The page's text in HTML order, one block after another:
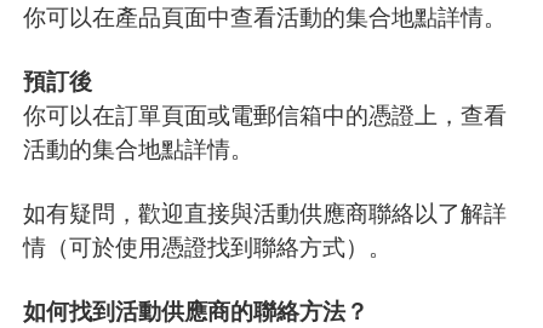
你可以在產品頁面中查看活動的集合地點詳情。
預訂後
你可以在訂單頁面或電郵信箱中的憑證上，查看
活動的集合地點詳情。
如有疑問，歡迎直接與活動供應商聯絡以了解詳
情（可於使用憑證找到聯絡方式）。
如何找到活動供應商的聯絡方法？